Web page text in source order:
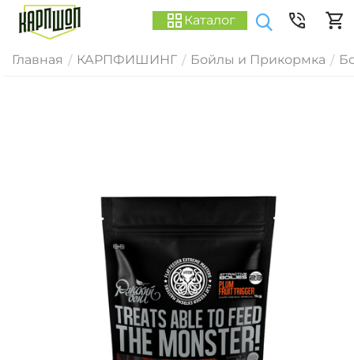
Каталог
Главная / КАРПФИШИНГ / Бойлы и Прикормка /